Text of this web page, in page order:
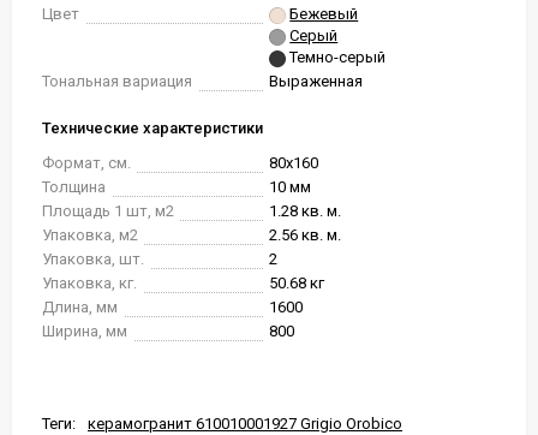
Цвет
Бежевый
Серый
Темно-серый
Тональная вариация
Выраженная
Технические характеристики
Формат, см.
80x160
Толщина
10 мм
Площадь 1 шт, м2
1.28 кв. м.
Упаковка, м2
2.56 кв. м.
Упаковка, шт.
2
Упаковка, кг.
50.68 кг
Длина, мм
1600
Ширина, мм
800
Теги: керамогранит 610010001927 Grigio Orobico